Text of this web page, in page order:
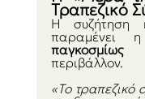
Τραπεζικό
Η συζήτηση
παραμένει
παγκοσμίως
περιβάλλον.
«Το τραπεζικό